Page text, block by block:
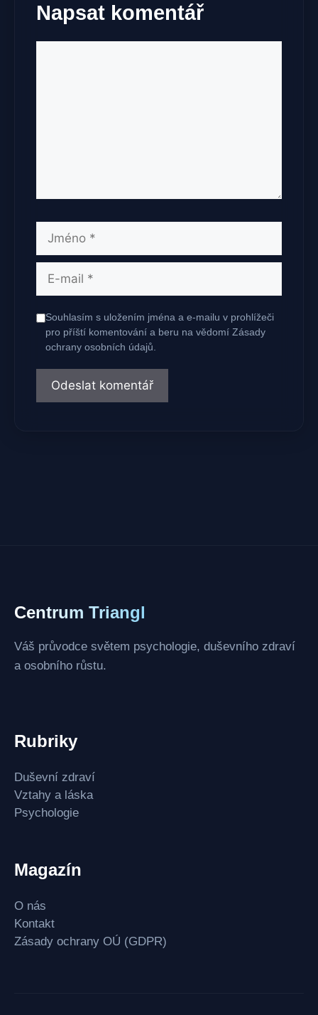
Napsat komentář
Jméno
Souhlasím s uložením jména a e-mailu v prohlížeči
pro příští komentování a beru na vědomí Zásady
ochrany osobních údajů.
Centrum Triangl
Váš průvodce světem psychologie, duševního zdraví
a osobního růstu.
Rubriky
Duševní zdraví
Vztahy a láska
Psychologie
Magazín
O nás
Kontakt
Zásady ochrany OÚ (GDPR)